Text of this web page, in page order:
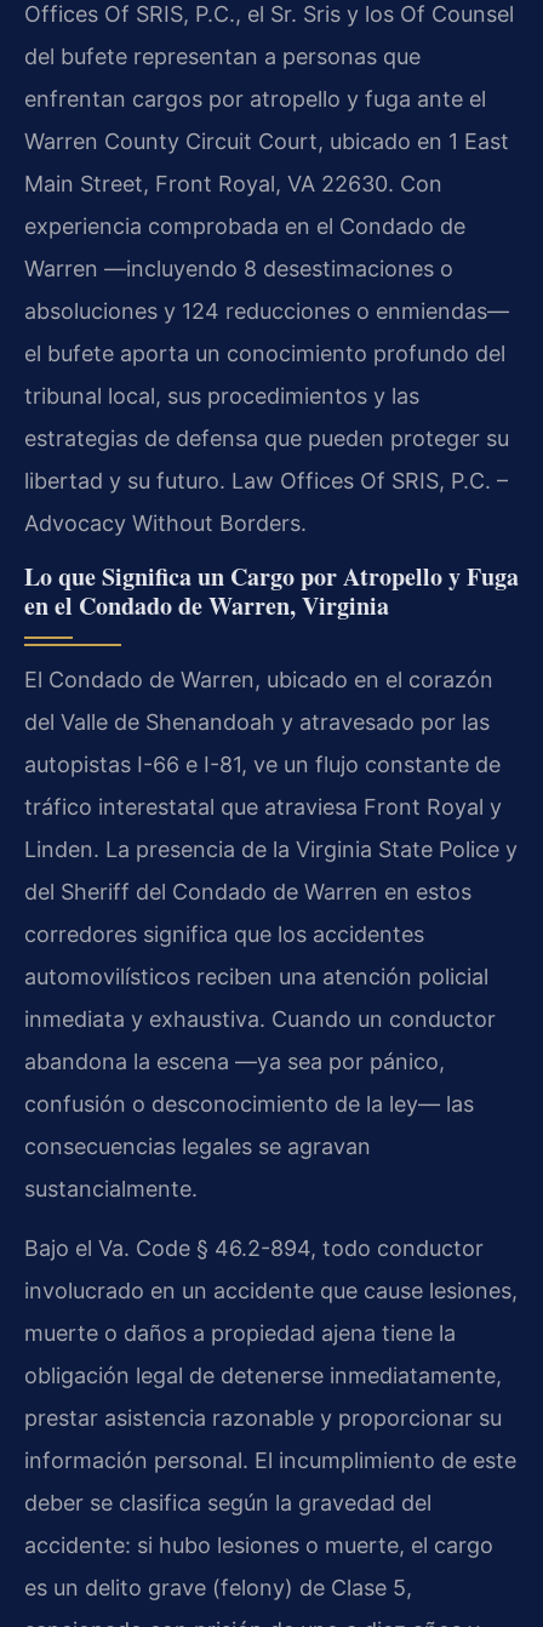
Offices Of SRIS, P.C., el Sr. Sris y los Of Counsel
del bufete representan a personas que
enfrentan cargos por atropello y fuga ante el
Warren County Circuit Court, ubicado en 1 East
Main Street, Front Royal, VA 22630. Con
experiencia comprobada en el Condado de
Warren —incluyendo 8 desestimaciones o
absoluciones y 124 reducciones o enmiendas—
el bufete aporta un conocimiento profundo del
tribunal local, sus procedimientos y las
estrategias de defensa que pueden proteger su
libertad y su futuro. Law Offices Of SRIS, P.C. –
Advocacy Without Borders.
Lo que Significa un Cargo por Atropello y Fuga
en el Condado de Warren, Virginia
El Condado de Warren, ubicado en el corazón
del Valle de Shenandoah y atravesado por las
autopistas I-66 e I-81, ve un flujo constante de
tráfico interestatal que atraviesa Front Royal y
Linden. La presencia de la Virginia State Police y
del Sheriff del Condado de Warren en estos
corredores significa que los accidentes
automovilísticos reciben una atención policial
inmediata y exhaustiva. Cuando un conductor
abandona la escena —ya sea por pánico,
confusión o desconocimiento de la ley— las
consecuencias legales se agravan
sustancialmente.
Bajo el Va. Code § 46.2-894, todo conductor
involucrado en un accidente que cause lesiones,
muerte o daños a propiedad ajena tiene la
obligación legal de detenerse inmediatamente,
prestar asistencia razonable y proporcionar su
información personal. El incumplimiento de este
deber se clasifica según la gravedad del
accidente: si hubo lesiones o muerte, el cargo
es un delito grave (felony) de Clase 5,